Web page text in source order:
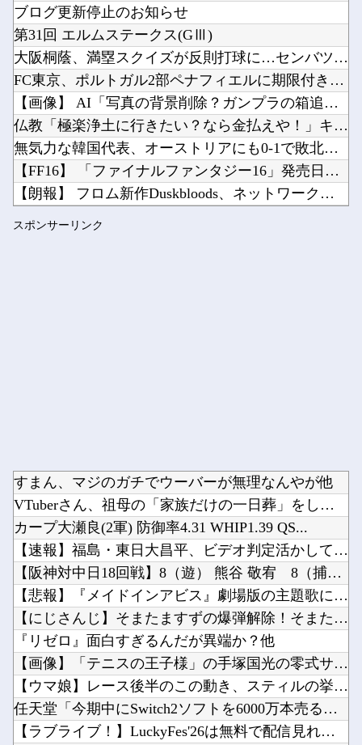
Powered by livedoor 相互RSS
ブログ更新停止のお知らせ
第31回 エルムステークス(GⅢ)
大阪桐蔭、満塁スクイズが反則打球に…センバツ王者が4回戦敗退
FC東京、ポルトガル2部ペナフィエルに期限付き移籍していたM...
【画像】 AI「写真の背景削除？ガンプラの箱追加しといてあげ...
仏教「極楽浄土に行きたい？なら金払えや！」キリスト教「お金は...
無気力な韓国代表、オーストリアにも0-1で敗北…3月のAマッ...
【FF16】 「ファイナルファンタジー16」発売日が6/22...
【朗報】 フロム新作Duskbloods、ネットワークテスト...
スポンサーリンク
すまん、マジのガチでウーバーが無理なんやが他
VTuberさん、祖母の「家族だけの一日葬」をした結果ｗｗｗ...
カープ大瀬良(2軍) 防御率4.31 WHIP1.39 QS...
【速報】福島・東日大昌平、ビデオ判定活かして甲子園初勝利→い...
【阪神対中日18回戦】8（遊） 熊谷 敬宥 8（捕） 加藤 ...
【悲報】『メイドインアビス』劇場版の主題歌にVTuberが起...
【にじさんじ】そまたますずの爆弾解除！そまたま大げんかで草他
『リゼロ』面白すぎるんだが異端か？他
【画像】「テニスの王子様」の手塚国光の零式サーブ、ガチで強す...
【ウマ娘】レース後半のこの動き、スティルの挙動がやばすぎる。...
任天堂「今期中にSwitch2ソフトを6000万本売る（現在...
【ラブライブ！】LuckyFes'26は無料で配信見れるのか...